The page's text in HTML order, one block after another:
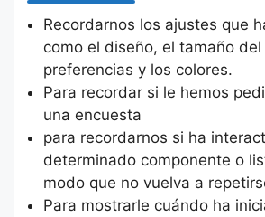
Recordarnos los ajustes que
como el diseño, el tamaño
preferencias y los colores.
Para recordar si le hemos
una encuesta
para recordarnos si ha
determinado componente o
modo que no vuelva a
Para mostrarle cuándo ha